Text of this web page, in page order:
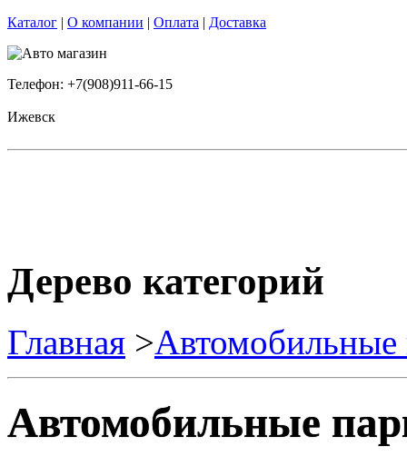
Каталог | О компании | Оплата | Доставка
Телефон: +7(908)911-66-15
Ижевск
Дерево категорий
Главная >Автомобильные
Автомобильные